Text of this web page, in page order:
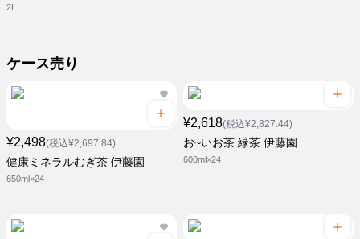
2L
ケース売り
¥2,498(税込¥2,697.84)
健康ミネラルむぎ茶 伊藤園
650ml×24
¥2,618(税込¥2,827.44)
お~いお茶 緑茶 伊藤園
600ml×24